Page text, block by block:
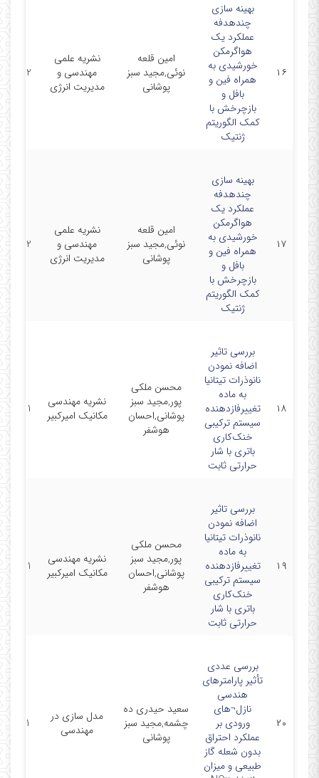
۱۶
بهینه سازی
چندهدفه
عملکرد یک
هواگرمکن
خورشیدی به
همراه فین و
بافل و
بازچرخش با
کمک الگوریتم
ژنتیک
امین قلعه
نوئی,مجید سبز
پوشانی
نشریه علمی
مهندسی و
مدیریت انرژی
01/22
۱۷
بهینه سازی
چندهدفه
عملکرد یک
هواگرمکن
خورشیدی به
همراه فین و
بافل و
بازچرخش با
کمک الگوریتم
ژنتیک
امین قلعه
نوئی,مجید سبز
پوشانی
نشریه علمی
مهندسی و
مدیریت انرژی
01/22
۱۸
بررسی تاثیر
اضافه نمودن
نانوذرات تیتانیا
به ماده
تغییرفازدهنده
سیستم ترکیبی
خنک‌کاری
باتری با شار
حرارتی ثابت
محسن ملکی
پور,مجید سبز
پوشانی,احسان
هوشفر
نشریه مهندسی
مکانیک امیرکبیر
07/01
۱۹
بررسی تاثیر
اضافه نمودن
نانوذرات تیتانیا
به ماده
تغییرفازدهنده
سیستم ترکیبی
خنک‌کاری
باتری با شار
حرارتی ثابت
محسن ملکی
پور,مجید سبز
پوشانی,احسان
هوشفر
نشریه مهندسی
مکانیک امیرکبیر
07/01
۲۰
بررسی عددی
تأثیر پارامترهای
هندسی
نازل¬های
ورودی بر
عملکرد احتراق
بدون شعله گاز
طبیعی و میزان
سعید حیدری ده
چشمه,مجید سبز
پوشانی
مدل سازی در
مهندسی
03/01